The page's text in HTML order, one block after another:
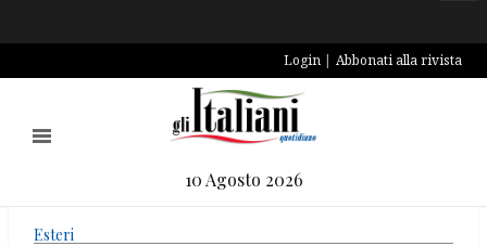
Login Abbonati alla rivista
10 Agosto 2026
Esteri